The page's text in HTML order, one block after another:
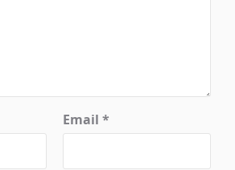
Email *